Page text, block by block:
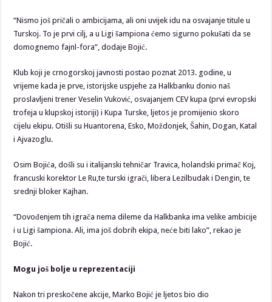
“Nismo još pričali o ambicijama, ali oni uvijek idu na osvajanje titule u
Turskoj. To je prvi cilj, a u Ligi šampiona ćemo sigurno pokušati da se
domognemo fajnl-fora”, dodaje Bojić.
Klub koji je crnogorskoj javnosti postao poznat 2013. godine, u
vrijeme kada je prve, istorijske uspjehe za Halkbanku donio naš
proslavljeni trener Veselin Vuković, osvajanjem CEV kupa (prvi evropski
trofeja u klupskoj istoriji) i Kupa Turske, ljetos je promijenio skoro
cijelu ekipu. Otišli su Huantorena, Esko, Moždonjek, Šahin, Dogan, Katal
i Ajvazoglu.
Osim Bojića, došli su i italijanski tehničar Travica, holandski primač Koj,
francuski korektor Le Ru,te turski igrači, libera Lezilbudak i Dengin, te
srednji bloker Kajhan.
“Dovođenjem tih igrača nema dileme da Halkbanka ima velike ambicije
i u Ligi šampiona. Ali, ima još dobrih ekipa, neće biti lako”, rekao je
Bojić.
Mogu još bolje u reprezentaciji
Nakon tri preskočene akcije, Marko Bojić je ljetos bio dio